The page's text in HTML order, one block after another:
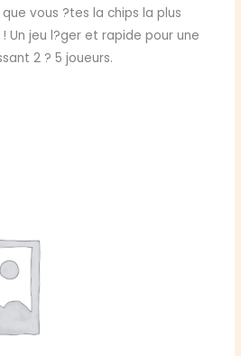
vous ?tes la chips la plus
Un jeu l?ger et rapide pour une
2 ? 5 joueurs.